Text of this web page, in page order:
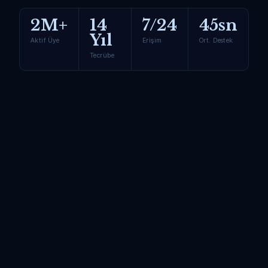
2M+
Aktif Üye
14
Yıl
Tecrübe
7/24
Erişim
45sn
Ort. Destek